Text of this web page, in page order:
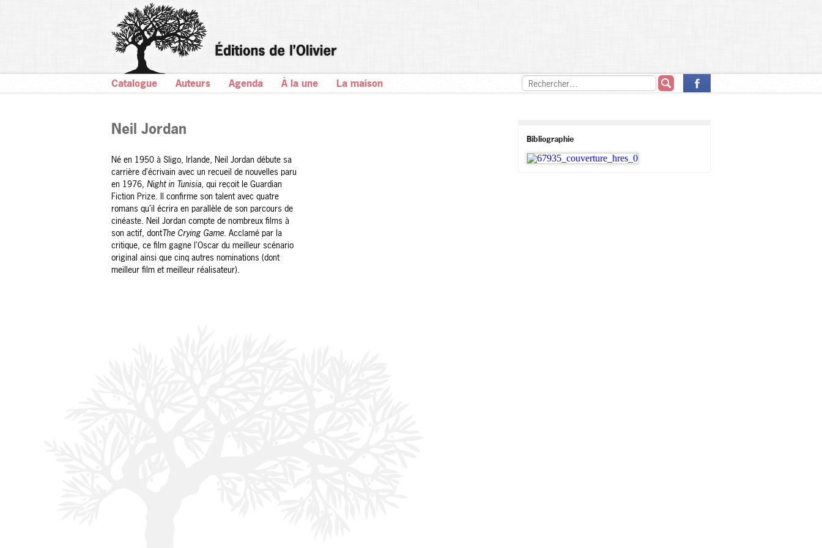
Catalogue Auteurs Agenda À la une La maison
Bibliographie
Neil Jordan
Né en 1950 à Sligo, Irlande, Neil Jordan débute sa
carrière d’écrivain avec un recueil de nouvelles paru
en 1976, Night in Tunisia, qui reçoit le Guardian
Fiction Prize. Il confirme son talent avec quatre
romans qu’il écrira en parallèle de son parcours de
cinéaste. Neil Jordan compte de nombreux films à
son actif, dontThe Crying Game. Acclamé par la
critique, ce film gagne l’Oscar du meilleur scénario
original ainsi que cinq autres nominations (dont
meilleur film et meilleur réalisateur).